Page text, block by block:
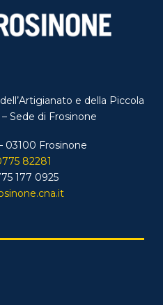
e della Piccola
Sede di Frosinone
03100 Frosinone
82281
177 0925